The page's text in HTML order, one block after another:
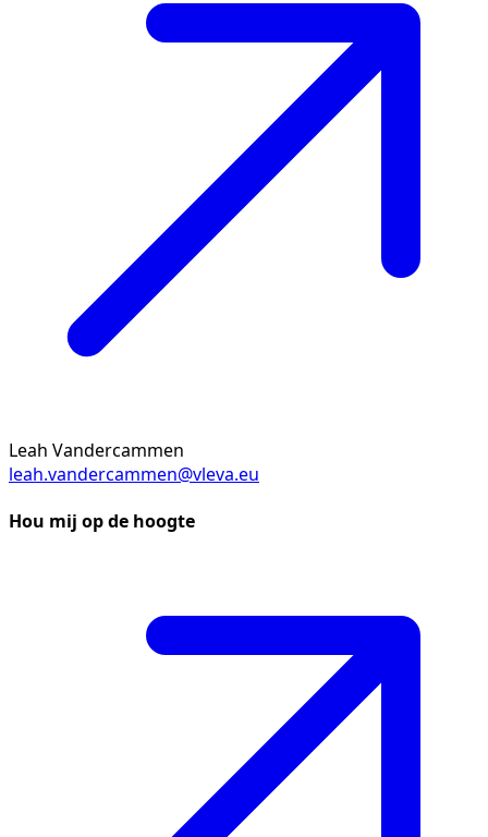
Leah Vandercammen
leah.vandercammen@vleva.eu
Hou mij op de hoogte